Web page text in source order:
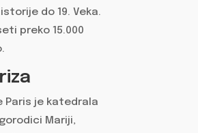
do 19. Veka.
preko 15.000
Paris je katedrala
Mariji,